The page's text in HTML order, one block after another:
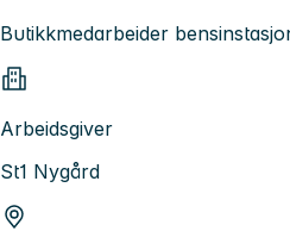
Butikkmedarbeider
Arbeidsgiver
St1 Nygård